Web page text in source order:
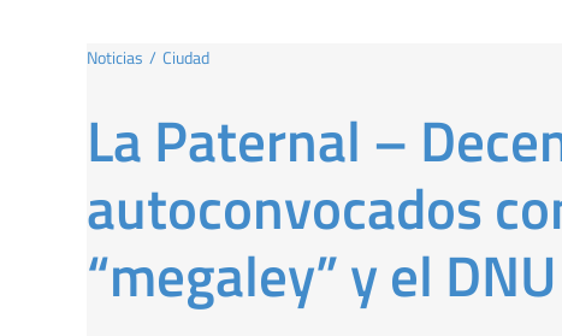
Noticias Ciudad
La Paternal –
autoconvocados
“megaley” y el DNU